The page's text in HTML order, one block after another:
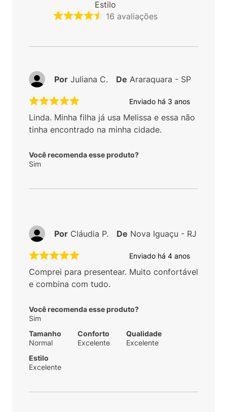
Estilo
16 avaliações
Enviado há 3 anos
Linda. Minha filha já usa Melissa e essa não
tinha encontrado na minha cidade.
Você recomenda esse produto?
Sim
Por Juliana C. De Araraquara - SP
Enviado há 4 anos
Comprei para presentear. Muito confortável
e combina com tudo.
Você recomenda esse produto?
Sim
Tamanho
Normal
Conforto
Excelente
Qualidade
Excelente
Estilo
Excelente
Por Cláudia P. De Nova Iguaçu - RJ